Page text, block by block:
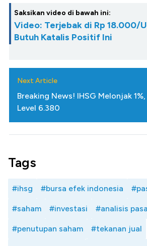
Saksikan video di bawah ini:
Video: Terjebak di Rp 18.000/
Butuh Katalis Positif Ini
Next Article
Breaking News! IHSG Melonjak
Level 6.380
Tags
#ihsg #bursa efek indonesia
#saham #investasi #analisis
#penutupan saham #tekanan jual